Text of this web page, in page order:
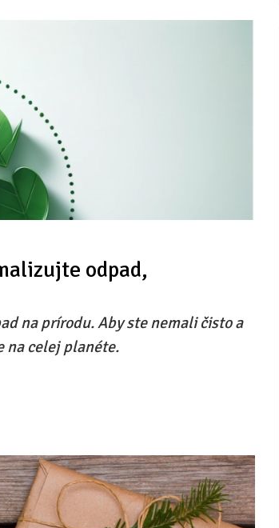
odpad,
na prírodu. Aby ste nemali čisto a
na celej planéte.